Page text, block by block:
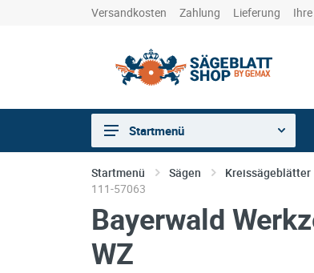
Versandkosten Zahlung Lieferung
Sägen
Trennen
Bohren
Schleifen
Startmenü
Startmenü Sägen Kreissägeblätter
111-57063
Bayerwald
WZ